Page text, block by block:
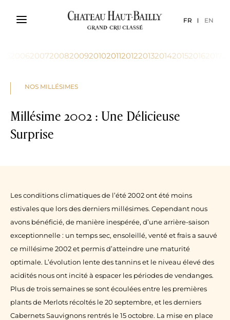
FR EN
200620072008200920102011201220132014201520162017
NOS MILLÉSIMES
Millésime 2002 : Une Délicieuse
Surprise
Les conditions climatiques de l’été 2002 ont été moins
estivales que lors des derniers millésimes. Cependant nous
avons bénéficié, de manière inespérée, d’une arrière-saison
exceptionnelle : un temps sec, ensoleillé, venté et frais a sauvé
ce millésime 2002 et permis d’atteindre une maturité
optimale. L’évolution lente des tannins et le niveau élevé des
acidités nous ont incité à espacer les périodes de vendanges.
Plus de trois semaines se sont écoulées entre les premières
plants de Merlots récoltés le 20 septembre, et les derniers
Cabernets Sauvignons rentrés le 15 octobre. La mise en place